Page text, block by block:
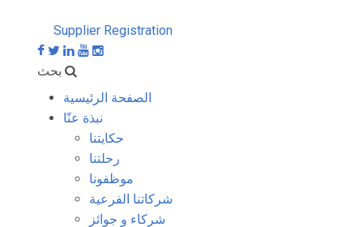
Supplier Registration
بحث
الصفحة الرئيسية
نبذة عنّا
حكايتنا
رحلتنا
موظفونا
شركاتنا الفرعية
شركاء و جوائز